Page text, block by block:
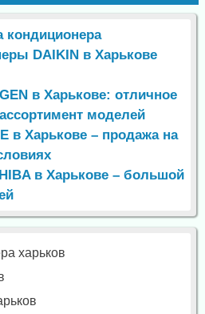
кондиционера
DAIKIN в Харькове
в Харькове: отличное
моделей
в Харькове – продажа на
в Харькове – большой
харьков